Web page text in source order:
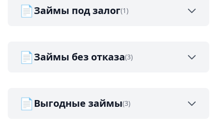
📄Займы под залог(1)
📄Займы без отказа(3)
📄Выгодные займы(3)